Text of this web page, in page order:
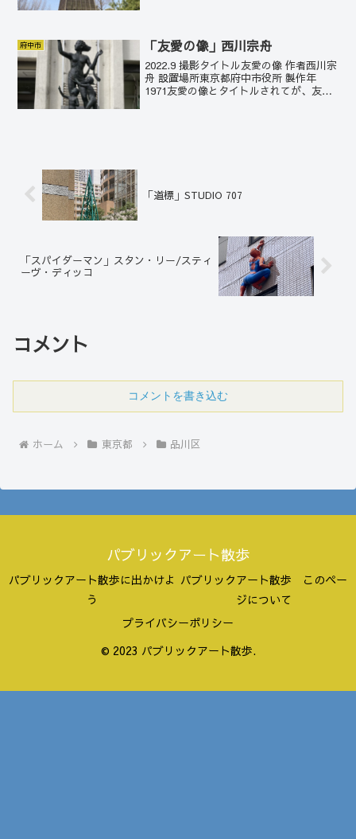
清澄庭園...
府中市 「友愛の像」西川宗舟
2022.9 撮影タイトル友愛の像 作者西川宗
舟 設置場所東京都府中市役所 製作年
1971友愛の像とタイトルされてが、友と
「道標」STUDIO 707
「スパイダーマン」スタン・リー/スティ
ーヴ・ディッコ
コメント
コメントを書き込む
ホーム 東京都 品川区
パブリックアート散歩
パブリックアート散歩に出かけよ
う
パブリックアート散歩 このペー
ジについて
プライバシーポリシー
© 2023 パブリックアート散歩.